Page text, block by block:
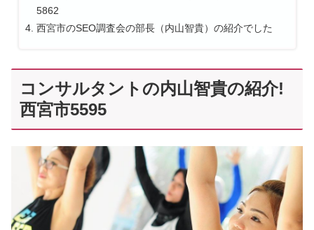
5862
西宮市のSEO調査会の部長（内山智貴）の紹介でした
コンサルタントの内山智貴の紹介!
西宮市5595